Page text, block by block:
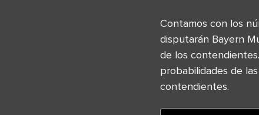
Contamos con los
disputarán Bayern
de los
probabilidades de
contendientes.